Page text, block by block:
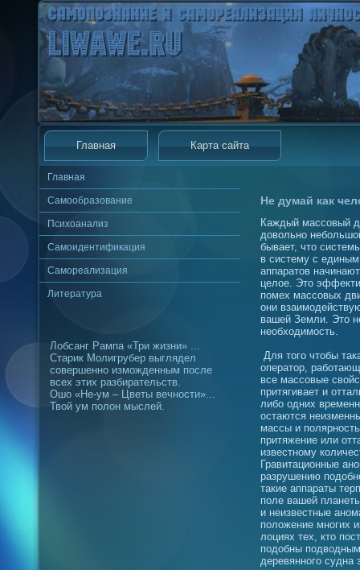
Главная Карта сайта
Главная
Самообразование
Психоанализ
Самоидентификация
Самореализация
Литература
Лобсанг Рампа «Три жизни» ...
Старик Молигрубер выглядел
совершенно изможденным после
всех этих разбирательств.
Ошо «Не-ум – Цветы вечности»...
Твой ум полон мыслей.
Не думай как
Каждый массовый
довольно
бывает, что
в систему с
аппаратов
целое. Это
помех массовых
они
вашей Земли. Это
необходимость.
Для того чтобы
оператор,
все массовые
притягивает и
либо одних
остаются
массы и
притяжение или
известному
Гравитационные
разрушению
такие аппараты
поле вашей
и неизвестные
положение многих
лоциях тех, кто
подобны
деревянного судна